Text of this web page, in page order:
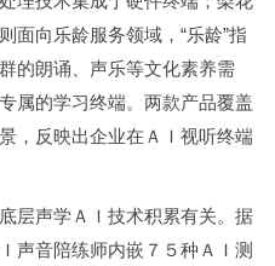
向乐龄服务领域，“乐龄”指
的朗诵、声乐等文化素养需
属的学习终端。两款产品覆盖
，反映出企业在ＡＩ视听终端
层声学ＡＩ技术积累有关。据
声音陪练师内嵌７５种ＡＩ测